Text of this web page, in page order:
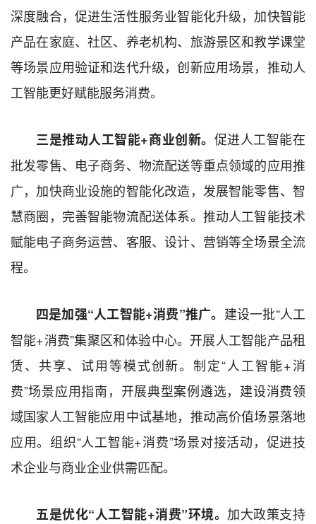
深度融合，促进生活性服务业智能化升级，加快智能
产品在家庭、社区、养老机构、旅游景区和教学课堂
等场景应用验证和迭代升级，创新应用场景，推动人
工智能更好赋能服务消费。
三是推动人工智能+商业创新。 促进人工智能在
批发零售、电子商务、物流配送等重点领域的应用推
广，加快商业设施的智能化改造，发展智能零售、智
慧商圈，完善智能物流配送体系。推动人工智能技术
赋能电子商务运营、客服、设计、营销等全场景全流
程。
四是加强“人工智能+消费”推广。 建设一批“人工
智能+消费”集聚区和体验中心。开展人工智能产品租
赁、共享、试用等模式创新。制定“人工智能+消
费”场景应用指南，开展典型案例遴选，建设消费领
域国家人工智能应用中试基地，推动高价值场景落地
应用。组织“人工智能+消费”场景对接活动，促进技
术企业与商业企业供需匹配。
五是优化“人工智能+消费”环境。 加大政策支持